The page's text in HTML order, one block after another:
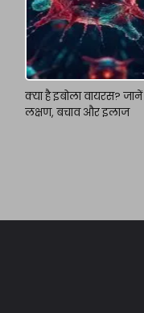
क्या है इबोला वायरस? जानें
लक्षण, बचाव और इलाज